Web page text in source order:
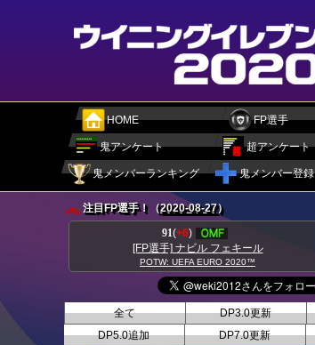
HOME FP選手
鬼アンケート 超アンケート
鬼メンバーランキング 鬼メンバー登録
注目FP選手！（2020-08-27）
89 (+8)
[FP選手] ダニーロ ペレイラ
POTW: UEFA EURO 2020™
全て DP3.0更新
DP5.0追加
DP7.0更新